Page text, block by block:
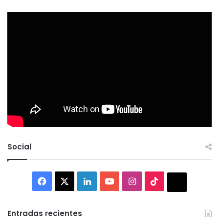
Social
Facebook LinkedInYouTubeInstagram
Entradas recientes